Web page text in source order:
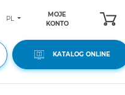
PL
MOJE
KONTO
KATALOG ONLINE